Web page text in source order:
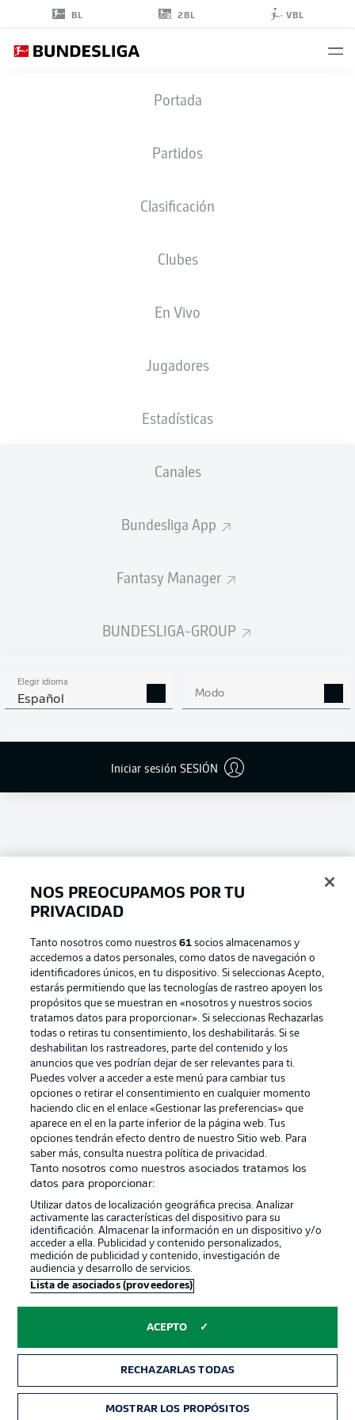
BL 2BL VBL
Portada
Partidos
Clasificación
Clubes
En Vivo
Jugadores
Estadísticas
Canales
Bundesliga App
Fantasy Manager
BUNDESLIGA-GROUP
Elegir idioma
Español Modo
Iniciar sesión SESIÓN
14.08.1985
Football as it's meant to be
BUNDESLIGA APP
Official Partners
Trabajos
Jugadores Condiciones de uso
NOS PREOCUPAMOS POR TU
PRIVACIDAD
Tanto nosotros como nuestros61 socios almacenamos y
accedemos a datos personales, como datos de navegación o
identificadores únicos, en tu dispositivo. Si seleccionas Acepto,
estarás permitiendo que las tecnologías de rastreo apoyen los
propósitos que se muestran en «nosotros y nuestros socios
tratamos datos para proporcionar». Si seleccionas Rechazarlas
todas o retiras tu consentimiento, los deshabilitarás. Si se
deshabilitan los rastreadores, parte del contenido y los
anuncios que ves podrían dejar de ser relevantes para ti.
Puedes volver a acceder a este menú para cambiar tus
opciones o retirar el consentimiento en cualquier momento
haciendo clic en el enlace «Gestionar las preferencias» que
aparece en el en la parte inferior de la página web. Tus
opciones tendrán efecto dentro de nuestro Sitio web. Para
saber más, consulta nuestra política de privacidad.
Tanto nosotros como nuestros asociados tratamos los
datos para proporcionar:
Utilizar datos de localización geográfica precisa. Analizar
activamente las características del dispositivo para su
identificación. Almacenar la información en un dispositivo y/o
acceder a ella. Publicidad y contenido personalizados,
medición de publicidad y contenido, investigación de
audiencia y desarrollo de servicios.
Lista de asociados (proveedores)
ACEPTO
RECHAZARLAS TODAS
MOSTRAR LOS PROPÓSITOS